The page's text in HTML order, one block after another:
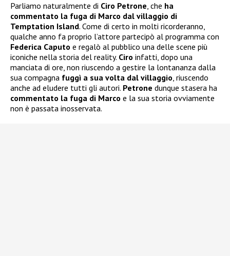
Parliamo naturalmente di Ciro Petrone, che ha
commentato la fuga di Marco dal villaggio di
Temptation Island. Come di certo in molti ricorderanno,
qualche anno fa proprio l’attore partecipò al programma con
Federica Caputo e regalò al pubblico una delle scene più
iconiche nella storia del reality. Ciro infatti, dopo una
manciata di ore, non riuscendo a gestire la lontananza dalla
sua compagna fuggì a sua volta dal villaggio, riuscendo
anche ad eludere tutti gli autori. Petrone dunque stasera ha
commentato la fuga di Marco e la sua storia ovviamente
non è passata inosservata.